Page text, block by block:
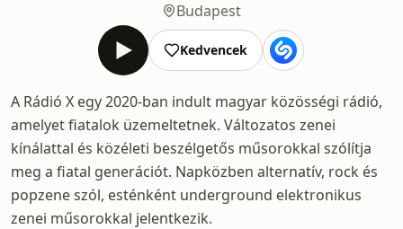
Budapest
Kedvencek
A Rádió X egy 2020-ban indult magyar közösségi rádió,
amelyet fiatalok üzemeltetnek. Változatos zenei
kínálattal és közéleti beszélgetős műsorokkal szólítja
meg a fiatal generációt. Napközben alternatív, rock és
popzene szól, esténként underground elektronikus
zenei műsorokkal jelentkezik.